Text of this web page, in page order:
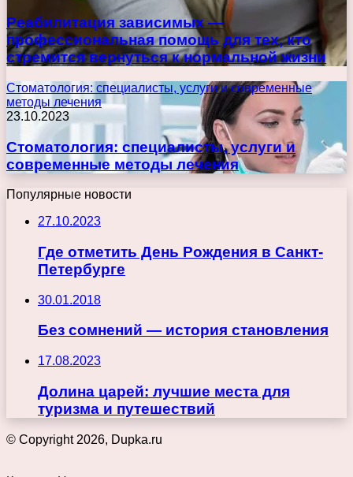
Реабилитация зависимых —
профессиональная помощь для тех, кто
стремится вернуться к нормальной жизни
Стоматология: специалисты, услуги и современные
методы лечения
23.10.2023
Стоматология: специалисты, услуги и
современные методы лечения
Популярные новости
27.10.2023
Где отметить День Рождения в Санкт-
Петербурге
30.01.2018
Без сомнений — история становления
17.08.2023
Долина царей: лучшие места для
туризма и путешествий
© Copyright 2026, Dupka.ru